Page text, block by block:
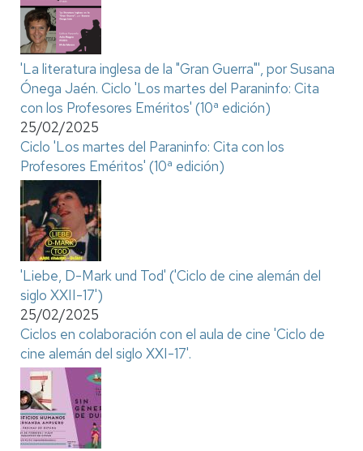
'La literatura inglesa de la "Gran Guerra"', por Susana
Ónega Jaén. Ciclo 'Los martes del Paraninfo: Cita
con los Profesores Eméritos' (10ª edición)
25/02/2025
Ciclo 'Los martes del Paraninfo: Cita con los
Profesores Eméritos' (10ª edición)
'Liebe, D-Mark und Tod' ('Ciclo de cine alemán del
siglo XXII-17')
25/02/2025
Ciclos en colaboración con el aula de cine 'Ciclo de
cine alemán del siglo XXI-17'.